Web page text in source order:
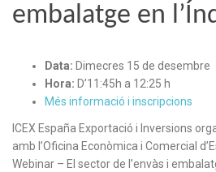
embalatge en
Data: Dimecres 15 de desembre
Hora: D’11:45h a 12:25 h
Més informació i inscripcions
ICEX España Exportació i Inversions
amb l’Oficina Econòmica i Comercial
Webinar – El sector de l’envàs i